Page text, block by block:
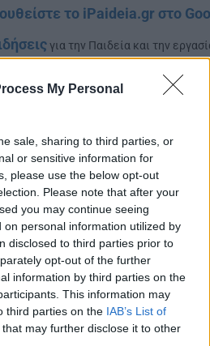
My Personal
sale, sharing to third parties, or
or sensitive information for
please use the below opt-out
Please note that after your
you may continue seeing
on personal information utilized by
disclosed to third parties prior to
opt-out of the further
information by third parties on the
This information may
third parties on the IAB’s List of
that may further disclose it to other
το iPaideia.gr στο
για την Παιδεία και την
FRIDAY 2020
BLACK
ΕΚΠΤΩΣΕΙΣ